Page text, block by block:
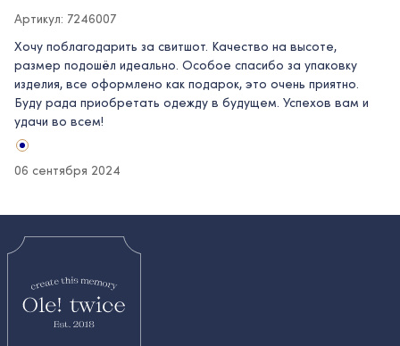
Артикул: 7246007
Хочу поблагодарить за свитшот. Качество на высоте,
размер подошёл идеально. Особое спасибо за упаковку
изделия, все оформлено как подарок, это очень приятно.
Буду рада приобретать одежду в будущем. Успехов вам и
удачи во всем!
06 сентября 2024